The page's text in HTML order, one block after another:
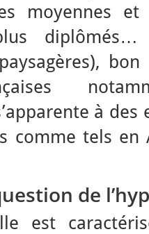
moyennes
diplômés…
à
comme tels en
de
est